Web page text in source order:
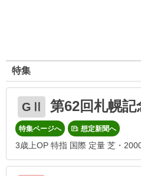
特集
GⅡ 第62回札幌記
特集ページへ 想定新聞へ
3歳上OP 特指 国際 定量 芝・